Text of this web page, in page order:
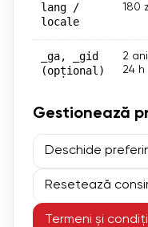
lang /
locale
180
_ga, _gid
(opțional)
2
24 h
Gestionează
Deschide
Resetează
Termeni și